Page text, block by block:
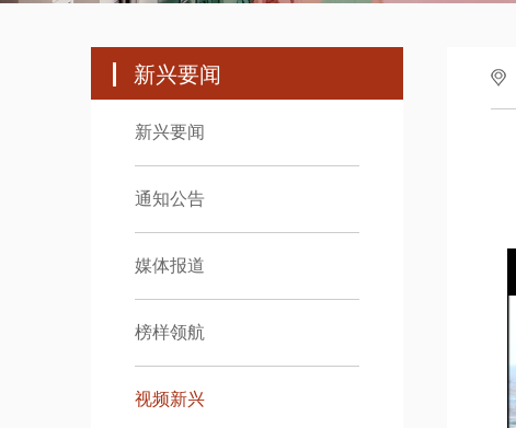
新兴要闻
新兴要闻
通知公告
媒体报道
榜样领航
视频新兴